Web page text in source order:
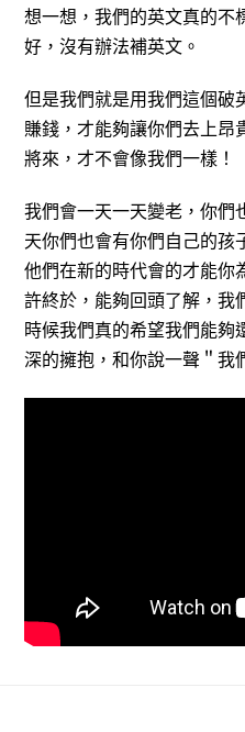
想一想，我們的英文真的不
好，沒有辦法補英文。
但是我們就是用我們這個破
賺錢，才能夠讓你們去上昂
將來，才不會像我們一樣！
我們會一天一天變老，你們
天你們也會有你們自己的孩
他們在新的時代會的才能你
許終於，能夠回頭了解，我
時候我們真的希望我們能
深的擁抱，和你說一聲＂我